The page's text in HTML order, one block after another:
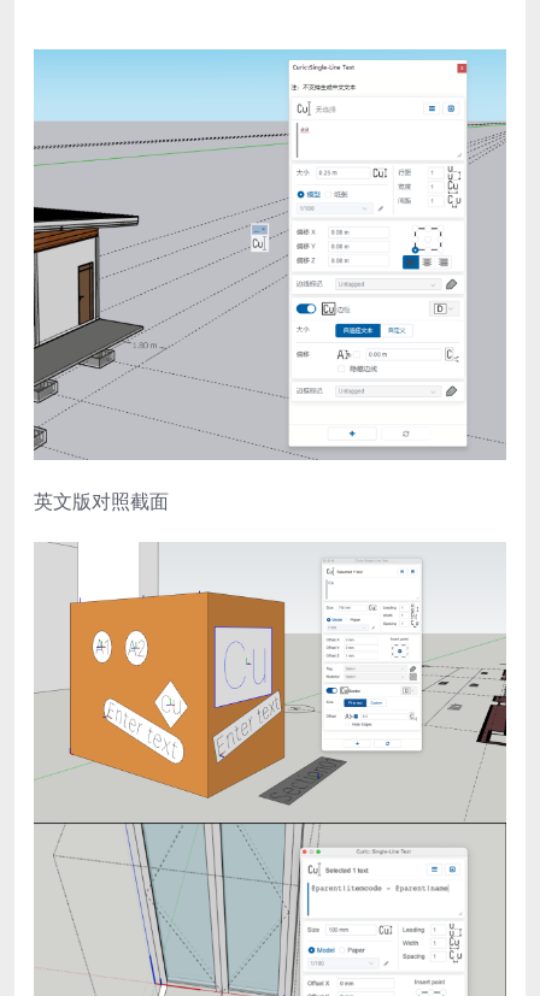
英文版对照截面